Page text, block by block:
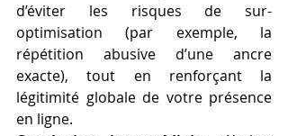
d’éviter les risques de sur-
optimisation (par exemple, la
répétition abusive d’une ancre
exacte), tout en renforçant la
légitimité globale de votre présence
en ligne.